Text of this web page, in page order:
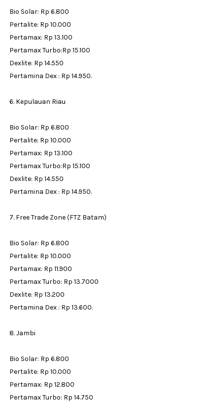
Bio Solar: Rp 6.800
Pertalite: Rp 10.000
Pertamax: Rp 13.100
Pertamax Turbo:Rp 15.100
Dexlite: Rp 14.550
Pertamina Dex : Rp 14.950.
6. Kepulauan Riau
Bio Solar: Rp 6.800
Pertalite: Rp 10.000
Pertamax: Rp 13.100
Pertamax Turbo:Rp 15.100
Dexlite: Rp 14.550
Pertamina Dex : Rp 14.950.
7. Free Trade Zone (FTZ Batam)
Bio Solar: Rp 6.800
Pertalite: Rp 10.000
Pertamax: Rp 11.900
Pertamax Turbo: Rp 13.7000
Dexlite: Rp 13.200
Pertamina Dex : Rp 13.600.
8. Jambi
Bio Solar: Rp 6.800
Pertalite: Rp 10.000
Pertamax: Rp 12.800
Pertamax Turbo: Rp 14.750